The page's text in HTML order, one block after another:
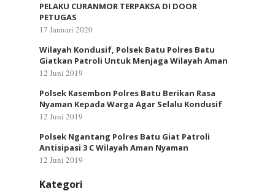
PELAKU CURANMOR TERPAKSA DI DOOR
PETUGAS
17 Januari 2020
Wilayah Kondusif, Polsek Batu Polres Batu
Giatkan Patroli Untuk Menjaga Wilayah Aman
12 Juni 2019
Polsek Kasembon Polres Batu Berikan Rasa
Nyaman Kepada Warga Agar Selalu Kondusif
12 Juni 2019
Polsek Ngantang Polres Batu Giat Patroli
Antisipasi 3 C Wilayah Aman Nyaman
12 Juni 2019
Kategori